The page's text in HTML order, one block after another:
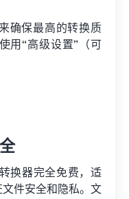
确保最高的转换质
用“高级设置”（可
换器完全免费，适
件安全和隐私。文